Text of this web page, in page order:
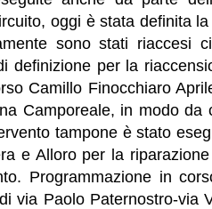
oggi è stata definita
sono stati riaccesi
definizione per la
Camillo Finocchiaro
Camporeale, in modo da
tampone è stato
e Alloro per la
Programmazione in
via Paolo Paternostro-via